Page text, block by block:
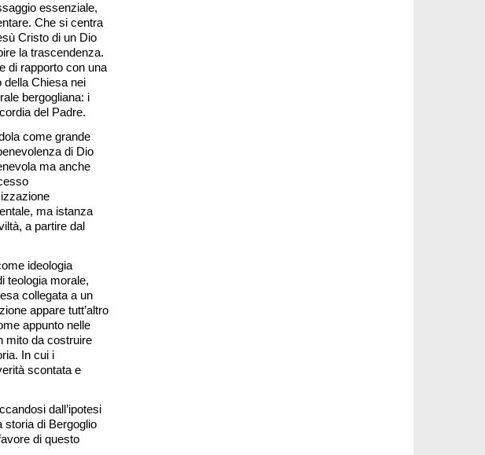
essenziale,
Che si centra
Cristo di un Dio
la trascendenza.
di rapporto con una
della Chiesa nei
bergogliana: i
del Padre.
come grande
di Dio
ma anche
ma istanza
a partire dal
ideologia
teologia morale,
collegata a un
appare tutt’altro
appunto nelle
mito da costruire
In cui i
scontata e
dall’ipotesi
storia di Bergoglio
di questo